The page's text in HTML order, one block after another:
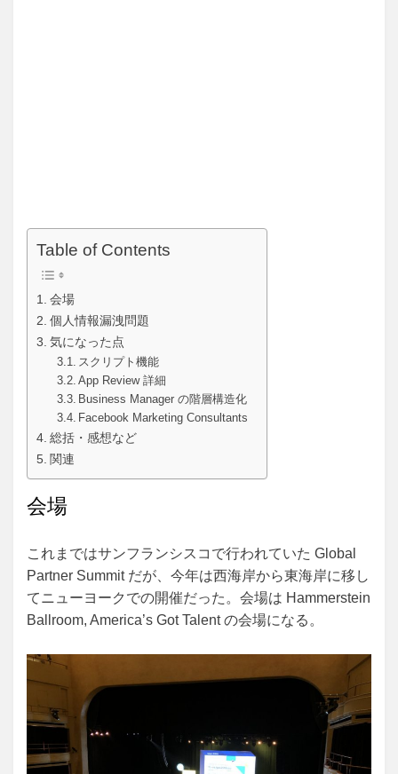
Table of Contents
会場
個人情報漏洩問題
気になった点
スクリプト機能
App Review 詳細
Business Manager の階層構造化
Facebook Marketing Consultants
総括・感想など
関連
会場
これまではサンフランシスコで行われていた Global
Partner Summit だが、今年は西海岸から東海岸に移し
てニューヨークでの開催だった。会場は Hammerstein
Ballroom, America’s Got Talent の会場になる。